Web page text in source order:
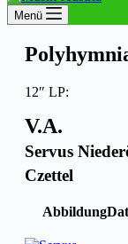
Menü
12″ LP:
V.A.
Servus
Czettel
Abbildung